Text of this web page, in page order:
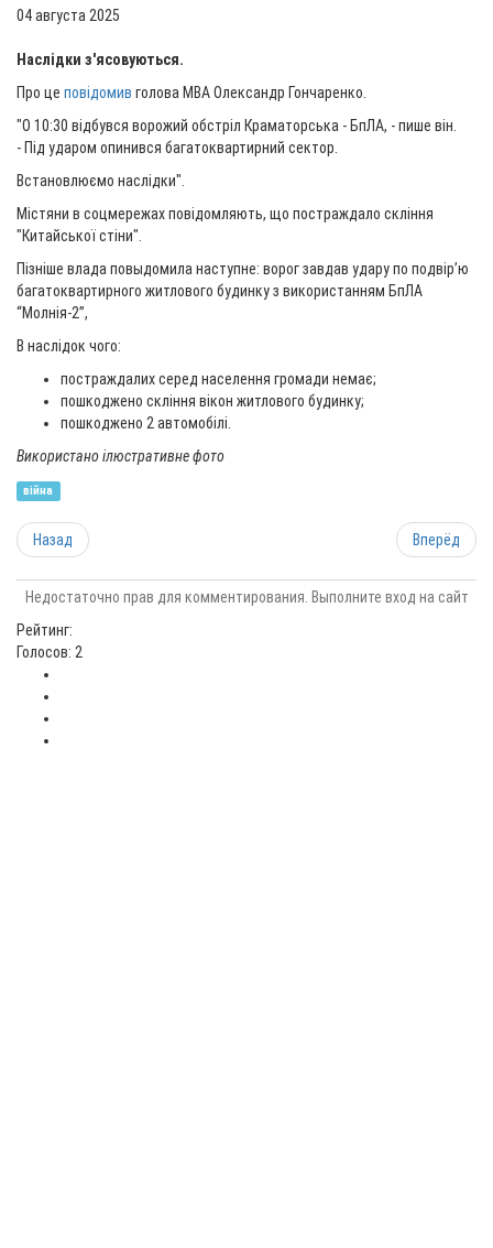
04 августа 2025
Наслідки з'ясовуються.
Про це повідомив голова МВА Олександр Гончаренко.
"О 10:30 відбувся ворожий обстріл Краматорська - БпЛА, - пише він.
- Під ударом опинився багатоквартирний сектор.
Встановлюємо наслідки".
Містяни в соцмережах повідомляють, що постраждало скління
"Китайської стіни".
Пізніше влада повыдомила наступне: ворог завдав удару по подвірʼю
багатоквартирного житлового будинку з використанням БпЛА
“Молнія-2”,
В наслідок чого:
постраждалих серед населення громади немає;
пошкоджено скління вікон житлового будинку;
пошкоджено 2 автомобілі.
Використано ілюстративне фото
війна
Назад Вперёд
Недостаточно прав для комментирования. Выполните вход на сайт
Рейтинг:
Голосов: 2